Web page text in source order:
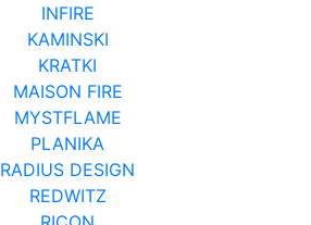
INFIRE
KAMINSKI
KRATKI
MAISON FIRE
MYSTFLAME
PLANIKA
RADIUS DESIGN
REDWITZ